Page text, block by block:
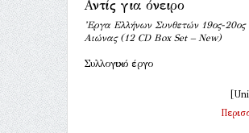
Αντίς για όνειρο
’Εργα Ελλήνων Συνθετών 19ος-20ος
Αιώνας (12 CD Box Set – New)
Συλλογικό έργο